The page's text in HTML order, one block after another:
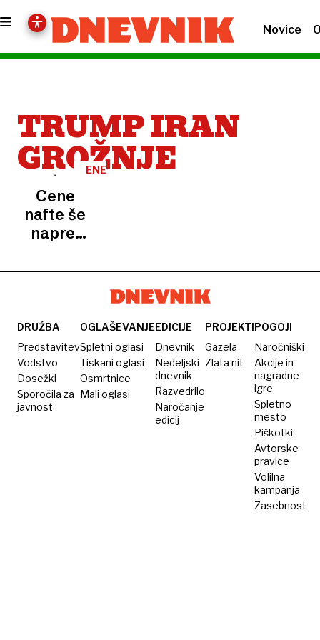
Novice
TRUMP IRAN
GROŽNJE
ENERGENTI
Cene
nafte še
naprej
DRUŽBA
Predstavitev
Vodstvo
Dosežki
Sporočila za
javnost
OGLAŠEVANJE
Spletni oglasi
Tiskani oglasi
Osmrtnice
Mali oglasi
EDICIJE
Dnevnik
Nedeljski
dnevnik
Razvedrilo
Naročanje
edicij
PROJEKTI
Gazela
Zlata nit
POGOJI
Naročniški
Akcije in
nagradne
igre
Spletno
mesto
Piškotki
Avtorske
pravice
Volilna
kampanja
Zasebnost